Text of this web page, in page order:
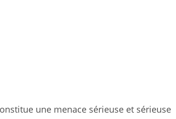
une menace sérieuse et sérieuse